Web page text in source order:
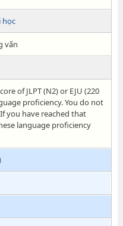
học
vấn
of JLPT (N2) or EJU (220
proficiency. You do not
you have reached that
language proficiency